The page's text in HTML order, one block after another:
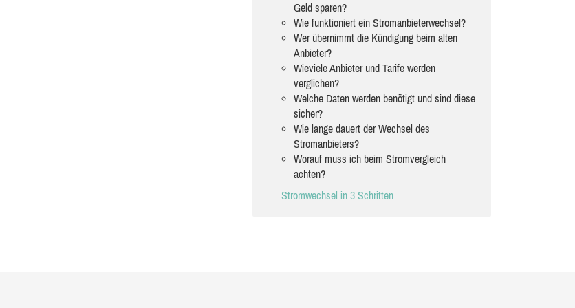
Geld sparen?
Wie funktioniert ein Stromanbieterwechsel?
Wer übernimmt die Kündigung beim alten
Anbieter?
Wieviele Anbieter und Tarife werden
verglichen?
Welche Daten werden benötigt und sind diese
sicher?
Wie lange dauert der Wechsel des
Stromanbieters?
Worauf muss ich beim Stromvergleich
achten?
Stromwechsel in 3 Schritten